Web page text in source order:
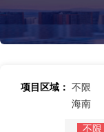
项目区域： 不限
海南
不限